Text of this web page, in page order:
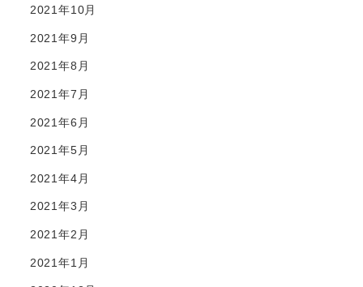
2021年10月
2021年9月
2021年8月
2021年7月
2021年6月
2021年5月
2021年4月
2021年3月
2021年2月
2021年1月